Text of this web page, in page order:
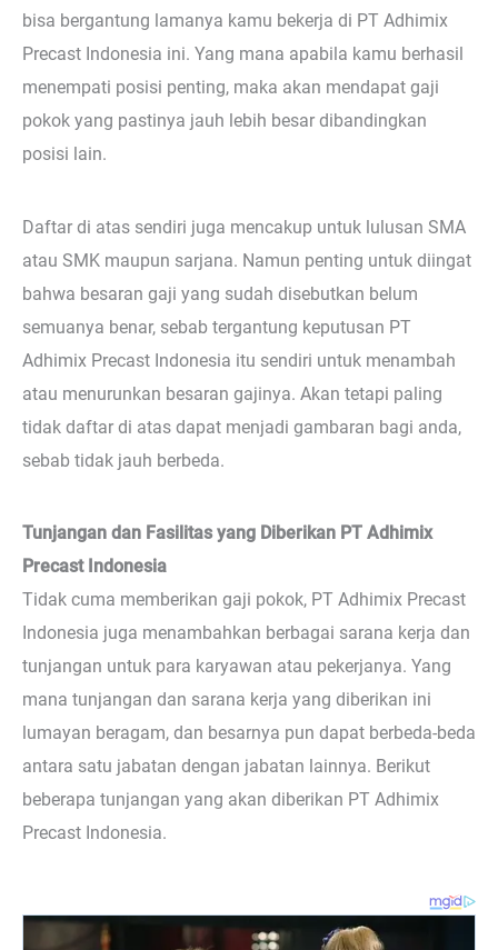
bisa bergantung lamanya kamu bekerja di PT Adhimix
Precast Indonesia ini. Yang mana apabila kamu berhasil
menempati posisi penting, maka akan mendapat gaji
pokok yang pastinya jauh lebih besar dibandingkan
posisi lain.
Daftar di atas sendiri juga mencakup untuk lulusan SMA
atau SMK maupun sarjana. Namun penting untuk diingat
bahwa besaran gaji yang sudah disebutkan belum
semuanya benar, sebab tergantung keputusan PT
Adhimix Precast Indonesia itu sendiri untuk menambah
atau menurunkan besaran gajinya. Akan tetapi paling
tidak daftar di atas dapat menjadi gambaran bagi anda,
sebab tidak jauh berbeda.
Tunjangan dan Fasilitas yang Diberikan PT Adhimix
Precast Indonesia
Tidak cuma memberikan gaji pokok, PT Adhimix Precast
Indonesia juga menambahkan berbagai sarana kerja dan
tunjangan untuk para karyawan atau pekerjanya. Yang
mana tunjangan dan sarana kerja yang diberikan ini
lumayan beragam, dan besarnya pun dapat berbeda-beda
antara satu jabatan dengan jabatan lainnya. Berikut
beberapa tunjangan yang akan diberikan PT Adhimix
Precast Indonesia.